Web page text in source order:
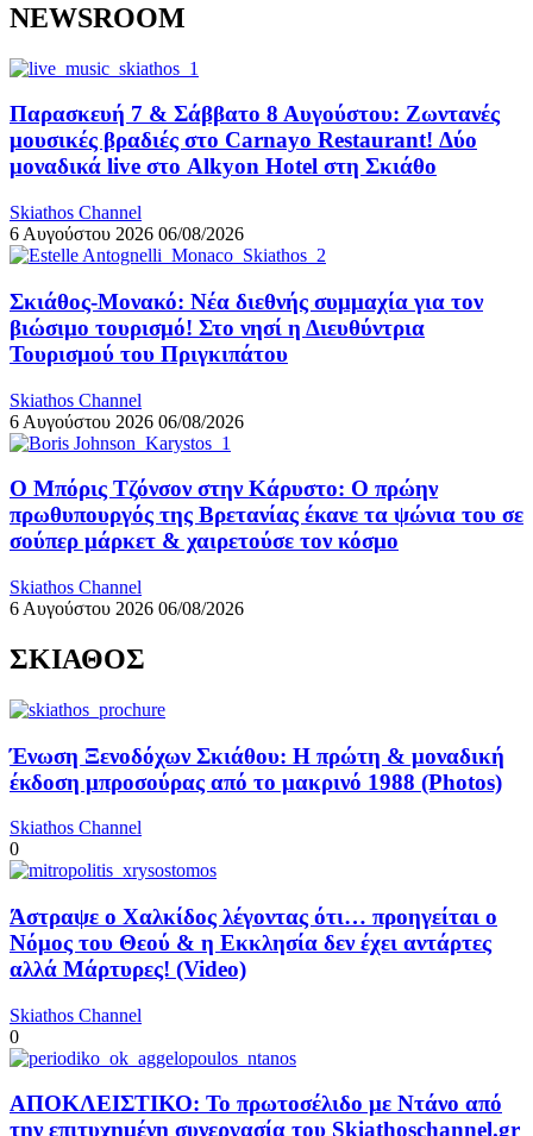
NEWSROOM
Παρασκευή 7 & Σάββατο 8 Αυγούστου: Ζωντανές
μουσικές βραδιές στο Carnayo Restaurant! Δύο
μοναδικά live στο Alkyon Hotel στη Σκιάθο
Skiathos Channel
6 Αυγούστου 2026 06/08/2026
Σκιάθος-Μονακό: Νέα διεθνής συμμαχία για τον
βιώσιμο τουρισμό! Στο νησί η Διευθύντρια
Τουρισμού του Πριγκιπάτου
Skiathos Channel
6 Αυγούστου 2026 06/08/2026
Ο Μπόρις Τζόνσον στην Κάρυστο: Ο πρώην
πρωθυπουργός της Βρετανίας έκανε τα ψώνια του σε
σούπερ μάρκετ & χαιρετούσε τον κόσμο
Skiathos Channel
6 Αυγούστου 2026 06/08/2026
ΣΚΙΑΘΟΣ
Ένωση Ξενοδόχων Σκιάθου: Η πρώτη & μοναδική
έκδοση μπροσούρας από το μακρινό 1988 (Photos)
Skiathos Channel
0
Άστραψε ο Χαλκίδος λέγοντας ότι… προηγείται ο
Νόμος του Θεού & η Εκκλησία δεν έχει αντάρτες
αλλά Μάρτυρες! (Video)
Skiathos Channel
0
ΑΠΟΚΛΕΙΣΤΙΚΟ: Το πρωτοσέλιδο με Ντάνο από
την επιτυχημένη συνεργασία του Skiathoschannel.gr